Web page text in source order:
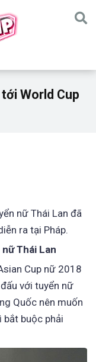
World Cup
nữ Thái Lan đã
ra tại Pháp.
Thái Lan
Cup nữ 2018
với tuyển nữ
Quốc nên muốn
bắt buộc phải